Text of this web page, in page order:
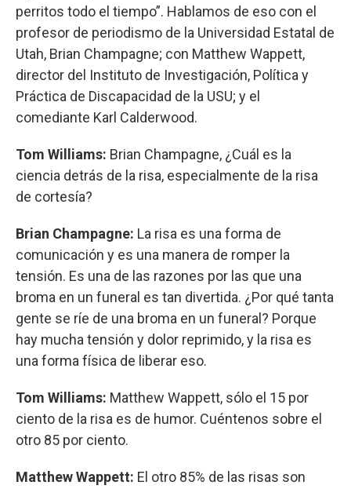
perritos todo el tiempo”. Hablamos de eso con el
profesor de periodismo de la Universidad Estatal de
Utah, Brian Champagne; con Matthew Wappett,
director del Instituto de Investigación, Política y
Práctica de Discapacidad de la USU; y el
comediante Karl Calderwood.
Tom Williams: Brian Champagne, ¿Cuál es la
ciencia detrás de la risa, especialmente de la risa
de cortesía?
Brian Champagne: La risa es una forma de
comunicación y es una manera de romper la
tensión. Es una de las razones por las que una
broma en un funeral es tan divertida. ¿Por qué tanta
gente se ríe de una broma en un funeral? Porque
hay mucha tensión y dolor reprimido, y la risa es
una forma física de liberar eso.
Tom Williams: Matthew Wappett, sólo el 15 por
ciento de la risa es de humor. Cuéntenos sobre el
otro 85 por ciento.
Matthew Wappett: El otro 85% de las risas son